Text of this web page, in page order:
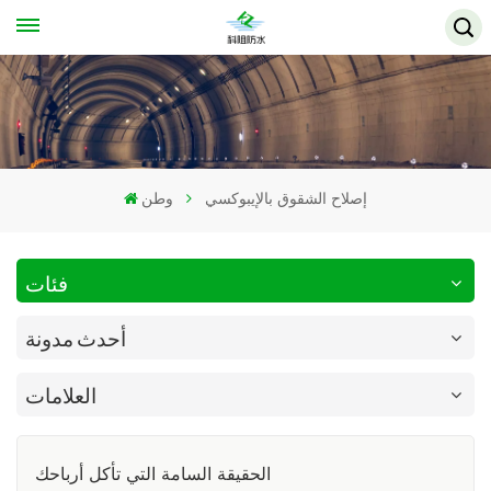
وطن إصلاح الشقوق بالإيبوكسي
فئات
أحدث مدونة
العلامات
الحقيقة السامة التي تأكل أرباحك